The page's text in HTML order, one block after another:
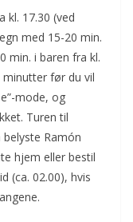
kl. 17.30 (ved
med 15-20 min.
min. i baren fra kl.
før du vil
mode, og
Turen til
Ramón
hjem eller bestil
(ca. 02.00), hvis